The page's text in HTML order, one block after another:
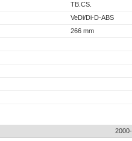
TB.CS.
VeDi/Di-D-ABS
266 mm